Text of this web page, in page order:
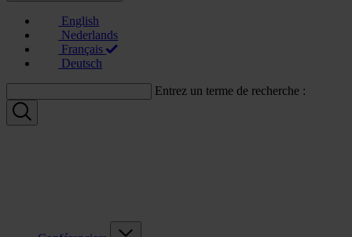
English
Nederlands
Français
Deutsch
Entrez un terme de recherche :